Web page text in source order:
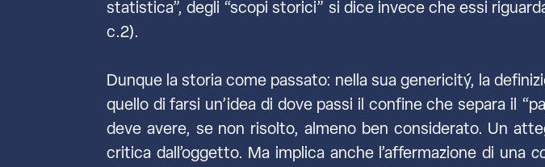
statistica”, degli “scopi storici” si dice invece che essi
c.2).
Dunque la storia come passato: nella sua genericitý, la
quello di farsi un’idea di dove passi il confine che separa il
deve avere, se non risolto, almeno ben considerato. Un
critica dall’oggetto. Ma implica anche l’affermazione di una